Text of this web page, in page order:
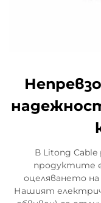
В Litong
продуктите
оцеляването на
Нашият